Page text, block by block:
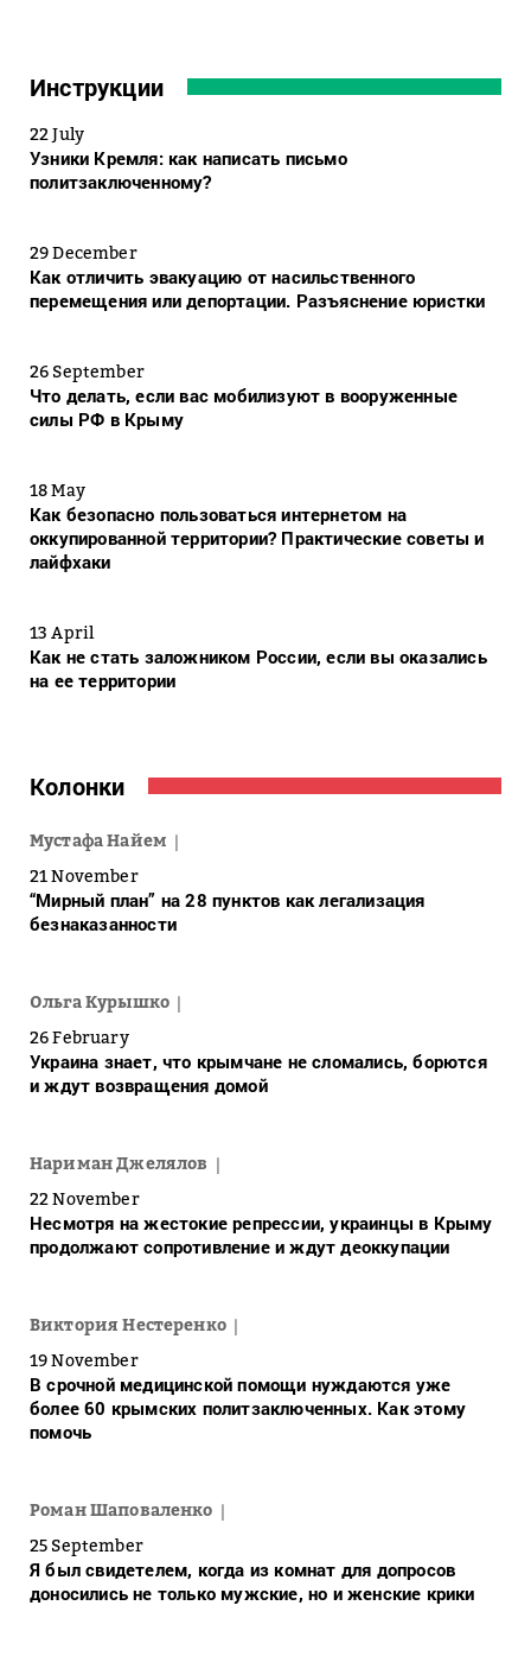
Инструкции
22 July
Узники Кремля: как написать письмо
политзаключенному?
29 December
Как отличить эвакуацию от насильственного
перемещения или депортации. Разъяснение юристки
26 September
Что делать, если вас мобилизуют в вооруженные
силы РФ в Крыму
18 May
Как безопасно пользоваться интернетом на
оккупированной территории? Практические советы и
лайфхаки
13 April
Как не стать заложником России, если вы оказались
на ее территории
Колонки
Мустафа Найем
21 November
“Мирный план” на 28 пунктов как легализация
безнаказанности
Ольга Курышко
26 February
Украина знает, что крымчане не сломались, борются
и ждут возвращения домой
Нариман Джелялов
22 November
Несмотря на жестокие репрессии, украинцы в Крыму
продолжают сопротивление и ждут деоккупации
Виктория Нестеренко
19 November
В срочной медицинской помощи нуждаются уже
более 60 крымских политзаключенных. Как этому
помочь
Роман Шаповаленко
25 September
Я был свидетелем, когда из комнат для допросов
доносились не только мужские, но и женские крики